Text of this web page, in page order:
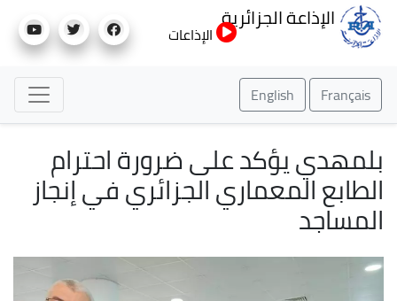
إلى
الإذاعة الجزائرية
الإذاعات
Français
English
بلمهدي يؤكد على ضرورة احترام
الطابع المعماري الجزائري في إنجاز
المساجد